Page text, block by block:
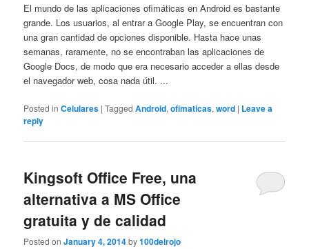
El mundo de las aplicaciones ofimáticas en Android es bastante
grande. Los usuarios, al entrar a Google Play, se encuentran con
una gran cantidad de opciones disponible. Hasta hace unas
semanas, raramente, no se encontraban las aplicaciones de
Google Docs, de modo que era necesario acceder a ellas desde
el navegador web, cosa nada útil. ...
Posted in Celulares |Tagged Android,ofimaticas,word | Leave a
reply
Kingsoft Office Free, una
alternativa a MS Office
gratuita y de calidad
Posted onJanuary 4, 2014by100delrojo